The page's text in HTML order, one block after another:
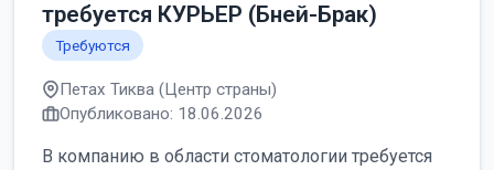
требуется КУРЬЕР (Бней-Брак)
Требуются
Петах Тиква (Центр страны)
Опубликовано: 18.06.2026
В компанию в области стоматологии требуется